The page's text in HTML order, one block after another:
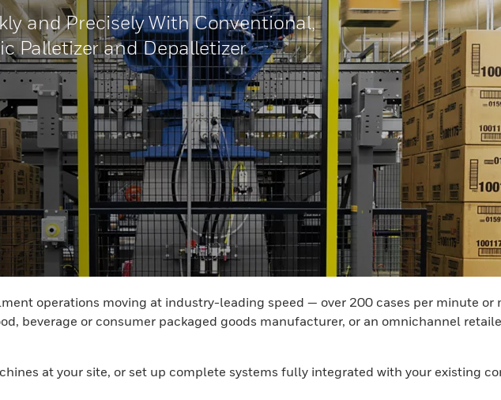
and Precisely With Conventional,
Palletizer and Depalletizer
operations moving at industry-leading speed — over 200 cases per minute or
beverage or consumer packaged goods manufacturer, or an omnichannel
at your site, or set up complete systems fully integrated with your existing